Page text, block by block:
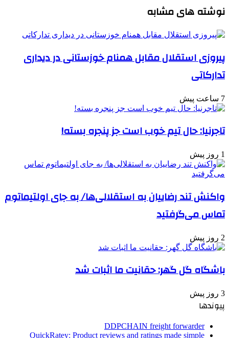
نوشته های مشابه
پیروزی استقلال مقابل همنام خوزستانی در دیداری
تدارکاتی
7 ساعت پیش
تاجرنیا: حال تیم خوب است جز پنجره بسته!
1 روز پیش
واکنش تند رضاییان به استقلالی‌ها/ به جای اولتیماتوم
تماس می‌گرفتید
2 روز پیش
باشگاه گل گهر: حقانیت ما اثبات شد
3 روز پیش
پیوندها
DDPCHAIN freight forwarder
QuickRatey: Product reviews and ratings made simple